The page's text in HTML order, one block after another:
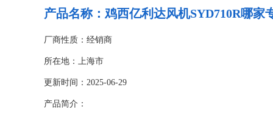
产品名称：鸡西亿利达风机SYD710R哪家
厂商性质：经销商
所在地：上海市
更新时间：2025-06-29
产品简介：